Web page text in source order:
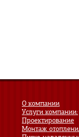
О компании
Услуги компании:
Проектирование
Монтаж